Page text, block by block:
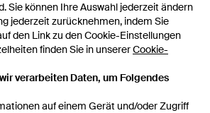
Sie können Ihre Auswahl jederzeit ändern
jederzeit zurücknehmen, indem Sie
den Link zu den Cookie-Einstellungen
finden Sie in unsererCookie-
verarbeiten Daten, um Folgendes
auf einem Gerät und/oder Zugriff
Sie können Ihre Auswahl jederzeit ändern
jederzeit zurücknehmen, indem Sie
den Link zu den Cookie-Einstellungen
finden Sie in unsererCookie-
verarbeiten Daten, um Folgendes
auf einem Gerät und/oder Zugriff
507 €432 €
Fratelli Rossetti
Penny-Loafer Aus Leder -